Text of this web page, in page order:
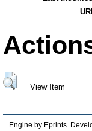
View Item
Engine by Eprints.